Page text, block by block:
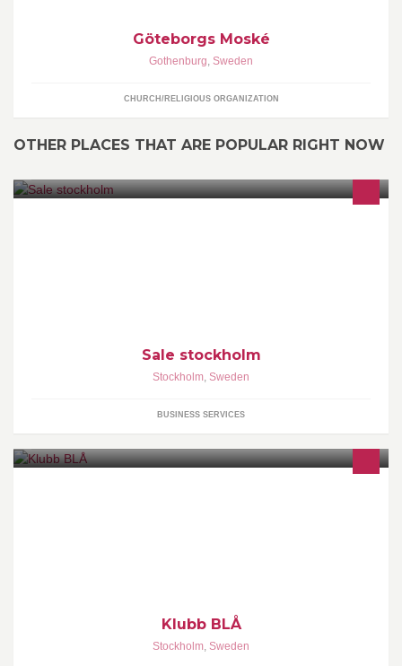
Göteborgs Moské
Gothenburg, Sweden
CHURCH/RELIGIOUS ORGANIZATION
OTHER PLACES THAT ARE POPULAR RIGHT NOW
Sale stockholm
Stockholm, Sweden
BUSINESS SERVICES
Klubb BLÅ
Stockholm, Sweden